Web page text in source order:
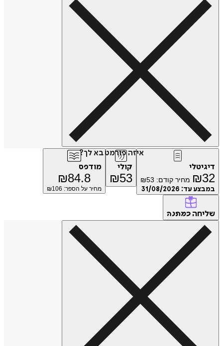
איזה פורמט בא לך?
₪ מחיר קודם: ₪53
עד:31/08/2026
קולי
₪53
מודפס
₪84.8
מחיר על הספר: ₪106
כמתנה